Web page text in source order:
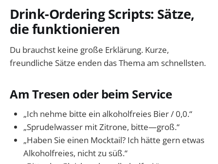
Drink-Ordering Scripts: Sätze,
die funktionieren
Du brauchst keine große Erklärung. Kurze,
freundliche Sätze enden das Thema am schnellsten.
Am Tresen oder beim Service
„Ich nehme bitte ein alkoholfreies Bier / 0,0.“
„Sprudelwasser mit Zitrone, bitte—groß.“
„Haben Sie einen Mocktail? Ich hätte gern etwas
Alkoholfreies, nicht zu süß.“